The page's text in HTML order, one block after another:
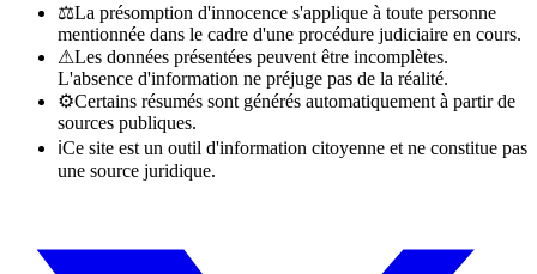
⚖La présomption d'innocence s'applique à toute personne
mentionnée dans le cadre d'une procédure judiciaire en cours.
⚠Les données présentées peuvent être incomplètes.
L'absence d'information ne préjuge pas de la réalité.
⚙Certains résumés sont générés automatiquement à partir de
sources publiques.
ℹCe site est un outil d'information citoyenne et ne constitue pas
une source juridique.